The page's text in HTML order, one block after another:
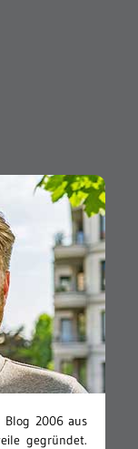
Blog 2006 aus
gegründet.